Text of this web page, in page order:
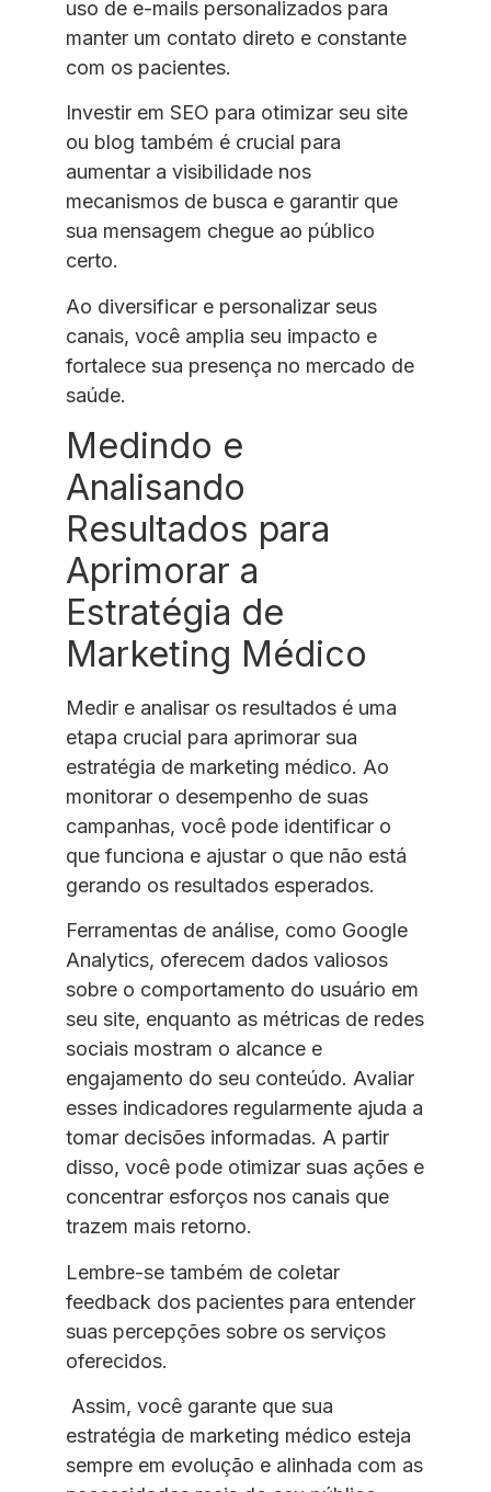
uso de e-mails personalizados para
manter um contato direto e constante
com os pacientes.
Investir em SEO para otimizar seu site
ou blog também é crucial para
aumentar a visibilidade nos
mecanismos de busca e garantir que
sua mensagem chegue ao público
certo.
Ao diversificar e personalizar seus
canais, você amplia seu impacto e
fortalece sua presença no mercado de
saúde.
Medindo e
Analisando
Resultados para
Aprimorar a
Estratégia de
Marketing Médico
Medir e analisar os resultados é uma
etapa crucial para aprimorar sua
estratégia de marketing médico. Ao
monitorar o desempenho de suas
campanhas, você pode identificar o
que funciona e ajustar o que não está
gerando os resultados esperados.
Ferramentas de análise, como Google
Analytics, oferecem dados valiosos
sobre o comportamento do usuário em
seu site, enquanto as métricas de redes
sociais mostram o alcance e
engajamento do seu conteúdo. Avaliar
esses indicadores regularmente ajuda a
tomar decisões informadas. A partir
disso, você pode otimizar suas ações e
concentrar esforços nos canais que
trazem mais retorno.
Lembre-se também de coletar
feedback dos pacientes para entender
suas percepções sobre os serviços
oferecidos.
Assim, você garante que sua
estratégia de marketing médico esteja
sempre em evolução e alinhada com as